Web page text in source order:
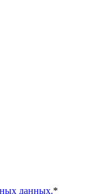
данных.*